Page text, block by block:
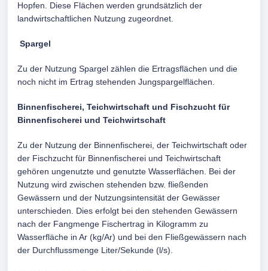
Hopfen. Diese Flächen werden grundsätzlich der
landwirtschaftlichen Nutzung zugeordnet.
Spargel
Zu der Nutzung Spargel zählen die Ertragsflächen und die
noch nicht im Ertrag stehenden Jungspargelflächen.
Binnenfischerei, Teichwirtschaft und Fischzucht für
Binnenfischerei und Teichwirtschaft
Zu der Nutzung der Binnenfischerei, der Teichwirtschaft oder
der Fischzucht für Binnenfischerei und Teichwirtschaft
gehören ungenutzte und genutzte Wasserflächen. Bei der
Nutzung wird zwischen stehenden bzw. fließenden
Gewässern und der Nutzungsintensität der Gewässer
unterschieden. Dies erfolgt bei den stehenden Gewässern
nach der Fangmenge Fischertrag in Kilogramm zu
Wasserfläche in Ar (kg/Ar) und bei den Fließgewässern nach
der Durchflussmenge Liter/Sekunde (l/s).